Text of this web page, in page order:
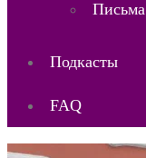
Письма
Подкасты
FAQ